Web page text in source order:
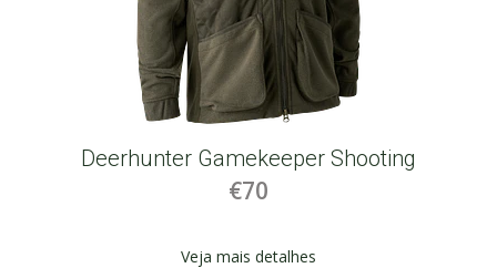
Deerhunter Gamekeeper Shooting
€70
Veja mais detalhes